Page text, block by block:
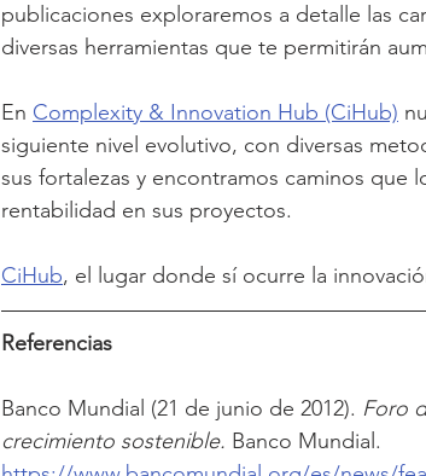
publicaciones exploraremos a detalle las
diversas herramientas que te permitirán
En Complexity & Innovation Hub (CiHub)
siguiente nivel evolutivo, con diversas
sus fortalezas y encontramos caminos que
rentabilidad en sus proyectos.
CiHub, el lugar donde sí ocurre la
Referencias
Banco Mundial (21 de junio de 2012). Foro
crecimiento sostenible. Banco Mundial.